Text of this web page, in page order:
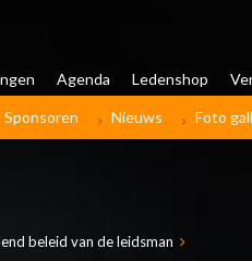
Agenda Ledenshop
Sponsoren Nieuws Foto
beleid van de leidsman